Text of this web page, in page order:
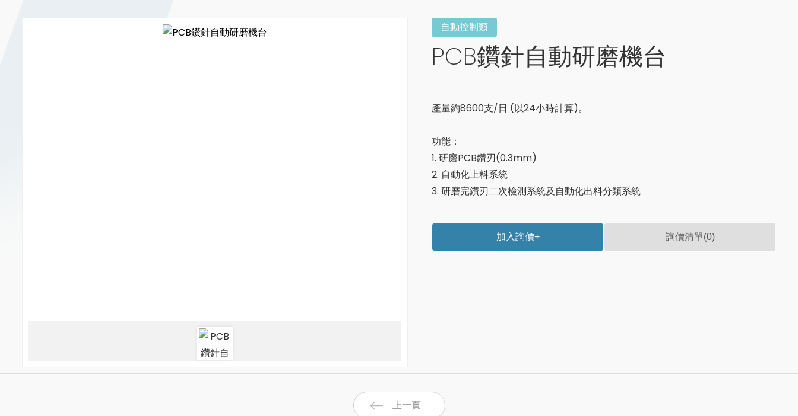
自動控制類
PCB鑽針自動研磨機台
產量約8600支/日 (以24小時計算)。
功能：
1. 研磨PCB鑽刃(0.3mm)
2. 自動化上料系統
3. 研磨完鑽刃二次檢測系統及自動化出料分類系統
加入詢價+ 詢價清單(0)
上一頁